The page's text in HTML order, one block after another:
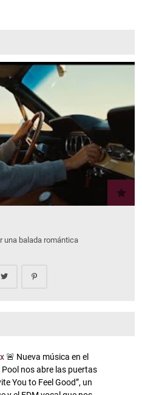
una balada romántica
🚨 Nueva música en el
nos abre las puertas
You to Feel Good”, un